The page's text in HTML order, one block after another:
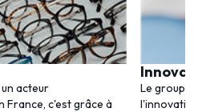
acteur
France, c'est grâce à
Le